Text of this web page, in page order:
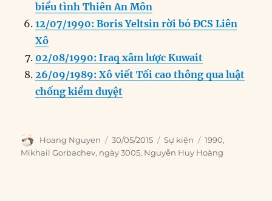
biểu tình Thiên An Môn
12/07/1990: Boris Yeltsin rời bỏ ĐCS Liên
Xô
02/08/1990: Iraq xâm lược Kuwait
26/09/1989: Xô viết Tối cao thông qua luật
chống kiểm duyệt
Author
Hoang Nguyen
Posted
on
30/05/2015 Categories
Sự kiện Tags
1990,
Mikhail Gorbachev, ngày 3005, Nguyễn Huy Hoàng